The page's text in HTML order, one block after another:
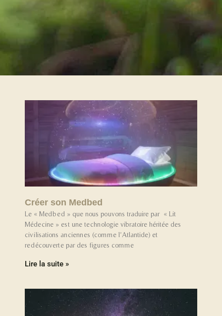
Créer son Medbed
Le « Medbed » que nous pouvons traduire par « Lit
Médecine » est une technologie vibratoire héritée des
civilisations anciennes (comme l’Atlantide) et
redécouverte par des figures comme
Lire la suite »